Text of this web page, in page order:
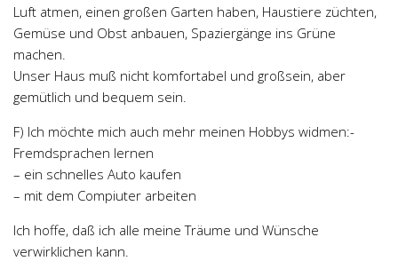
Luft atmen, einen großen Garten haben, Haustiere züchten,
Gemüse und Obst anbauen, Spaziergänge ins Grüne
machen.
Unser Haus muß nicht komfortabel und großsein, aber
gemütlich und bequem sein.
F) Ich möchte mich auch mehr meinen Hobbys widmen:-
Fremdsprachen lernen
– ein schnelles Auto kaufen
– mit dem Compiuter arbeiten
Ich hoffe, daß ich alle meine Träume und Wünsche
verwirklichen kann.